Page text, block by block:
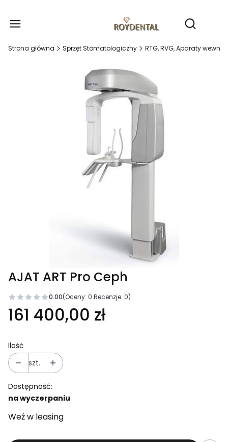
Otwórz
Strona główna Sprzęt Stomatologiczny RTG, RVG, Aparaty
AJAT ART Pro Ceph
0.00(Oceny: 0 Recenzje: 0)
161 400,00 zł
Ilość
szt.
Dostępność:
na wyczerpaniu
Weź w leasing